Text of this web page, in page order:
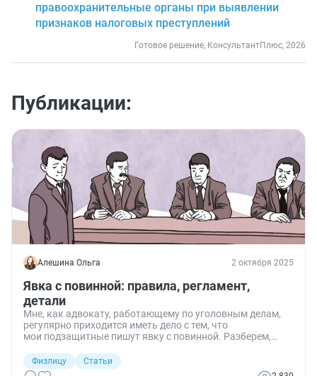
правоохранительные органы при выявлении
признаков налоговых преступлений
Готовое решение, КонсультантПлюс, 2026
Публикации:
Алешина Ольга 2 октября 2025
Явка с повинной: правила, регламент,
детали
Мне, как адвокату, работающему по уголовным делам,
регулярно приходится иметь дело с тем, что
мои подзащитные пишут явку с повинной. Разберем,
даст при назначении наказания.
Физлицу
Статьи